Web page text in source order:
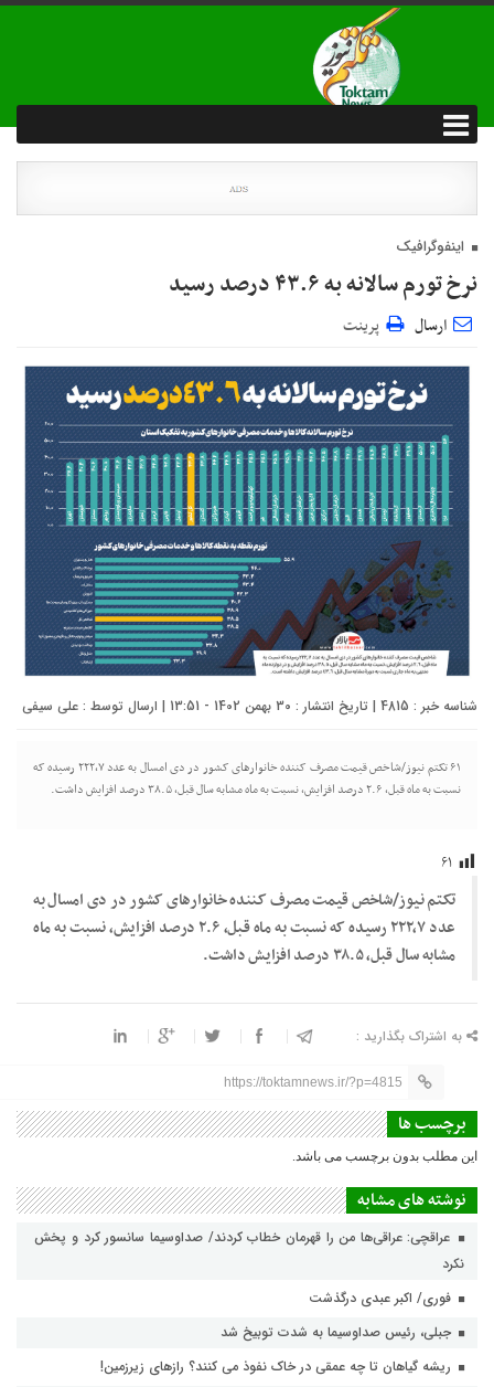
اینفوگرافیک
نرخ تورم سالانه به ۴٣.۶ درصد رسید
ارسال پرینت
شناسه خبر : 4815 | تاریخ انتشار : 30 بهمن 1402 - 13:51 | ارسال توسط : علی سیفی
۶۱ تکتم نیوز/شاخص قیمت مصرف کننده خانوارهای کشور در دی امسال به عدد ٢٢٢,٧ رسیده که
نسبت به ماه قبل، ٢.۶ درصد افزایش، نسبت به ماه مشابه سال قبل، ٣٨.۵ درصد افزایش داشت.
۶۱
تکتم نیوز/شاخص قیمت مصرف کننده خانوارهای کشور در دی امسال به
عدد ٢٢٢,٧ رسیده که نسبت به ماه قبل، ٢.۶ درصد افزایش، نسبت به ماه
مشابه سال قبل، ٣٨.۵ درصد افزایش داشت.
به اشتراک بگذارید :
https://toktamnews.ir/?p=4815
برچسب ها
این مطلب بدون برچسب می باشد.
نوشته های مشابه
عراقچی: عراقی‌ها من را قهرمان خطاب کردند/ صداوسیما سانسور کرد و پخش
نکرد
فوری/ اکبر عبدی درگذشت
جبلی، رئیس صداوسیما به شدت توبیخ شد
ریشه گیاهان تا چه عمقی در خاک نفوذ می کنند؟ رازهای زیرزمین!